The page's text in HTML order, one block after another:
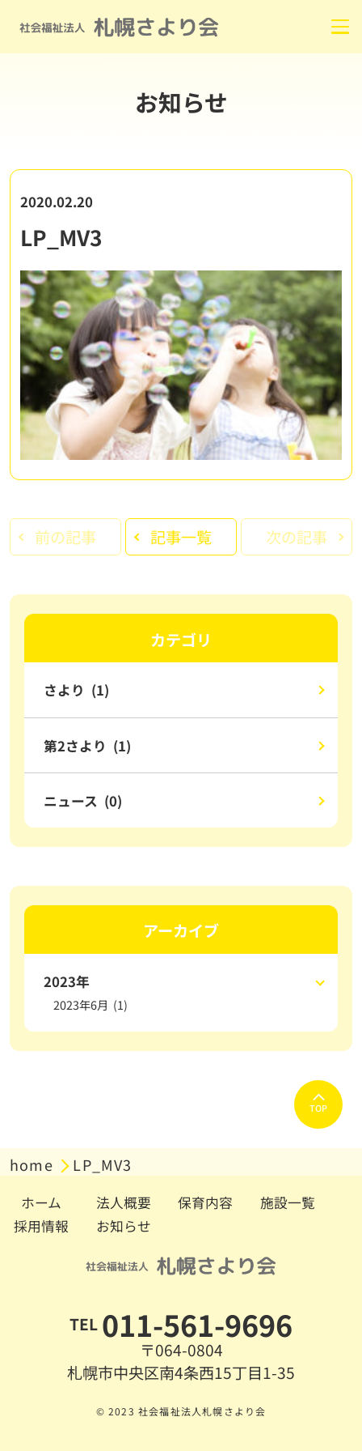
お知らせ
2020.02.20
LP_MV3
前の記事 記事一覧 次の記事
カテゴリ
さより (1)
第2さより (1)
ニュース (0)
アーカイブ
2023年
2023年6月 (1)
TOP
home LP_MV3
ホーム 法人概要 保育内容
施設一覧
採用情報
お知らせ
TEL 011-561-9696
〒064-0804
札幌市中央区南4条西15丁目1-35
© 2023 社会福祉法人札幌さより会